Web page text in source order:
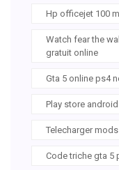
Hp officejet 100
Watch fear the
gratuit online
Gta 5 online ps4
Play store
Telecharger
Code triche gta 5